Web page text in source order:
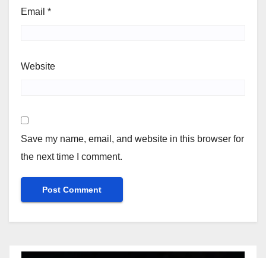
Email *
Website
Save my name, email, and website in this browser for
the next time I comment.